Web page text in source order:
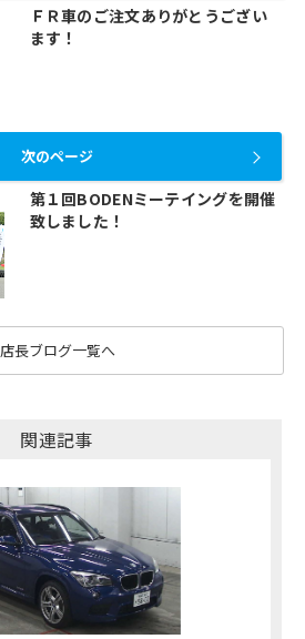
ＦＲ車のご注文ありがとうござい
ます！
第１回BODENミーテイングを開催
致しました！
次のページ
店長ブログ一覧へ
関連記事